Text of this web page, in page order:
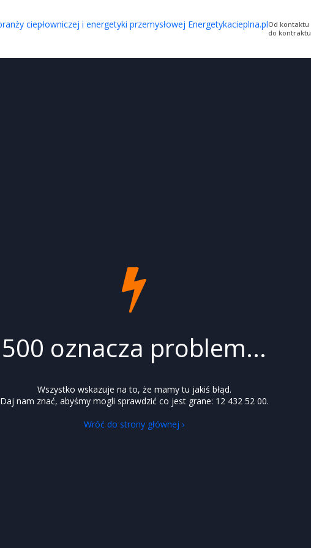
Od kontaktu
do kontraktu
500 oznacza problem...
Wszystko wskazuje na to, że mamy tu jakiś błąd.
Daj nam znać, abyśmy mogli sprawdzić co jest grane: 12 432 52 00.
Wróć do strony głównej ›